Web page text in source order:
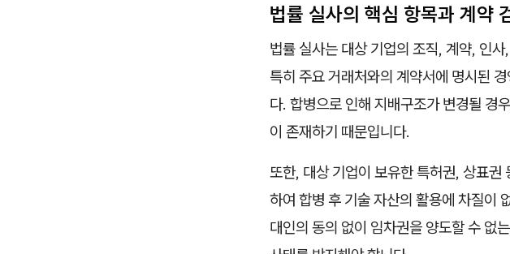
법률 실사의 핵심 항목과 계약
법률 실사는 대상 기업의 조직, 계약, 인
특히 주요 거래처와의 계약서에 명시된
다. 합병으로 인해 지배구조가 변경될 경
이 존재하기 때문입니다.
또한, 대상 기업이 보유한 특허권, 상표
하여 합병 후 기술 자산의 활용에 차질이
대인의 동의 없이 임차권을 양도할 수 없